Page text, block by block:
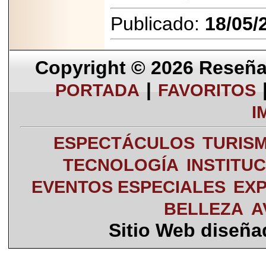
Publicado: 18/05/
Copyright © 2026
PORTADA | FAVORITOS
ESPECTÁCULOS
TECNOLOGÍA
EVENTOS ESPECIALES
BELLEZA
Sitio Web